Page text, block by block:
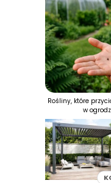
Rośliny, które
w